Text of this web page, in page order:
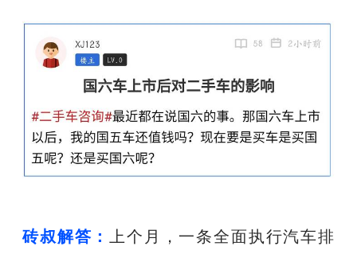
砖叔解答：
上个月，一条全面执行汽车排